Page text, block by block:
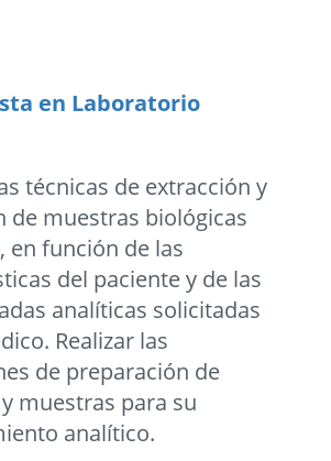
en Laboratorio
técnicas de extracción y
de muestras biológicas
en función de las
del paciente y de las
analíticas solicitadas
Realizar las
de preparación de
muestras para su
analítico.